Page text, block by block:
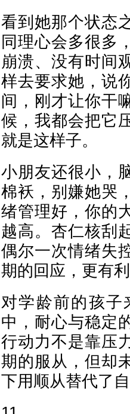
看到她那个状态
同理心会多很多
崩溃、没有时间
样去要求她，说
间，刚才让你干
候，我都会把它
就是这样子。
小朋友还很小，
棉袄，别嫌她哭
绪管理好，你的
越高。杏仁核刮
偶尔一次情绪失
期的回应，更有
对学龄前的孩子
中，耐心与稳定
行动力不是靠压
期的服从，但却
下用顺从替代了自